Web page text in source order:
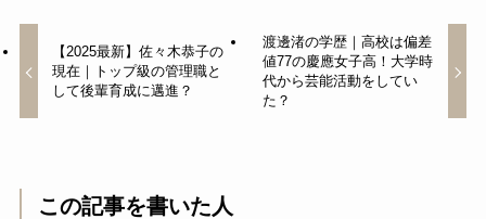
【2025最新】佐々木恭子の
現在｜トップ級の管理職と
して後輩育成に邁進？
渡邊渚の学歴｜高校は偏差
値77の慶應女子高！大学時
代から芸能活動をしてい
た？
この記事を書いた人